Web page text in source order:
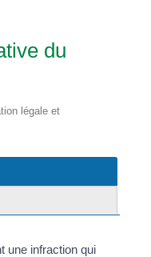
du
légale et
une infraction qui